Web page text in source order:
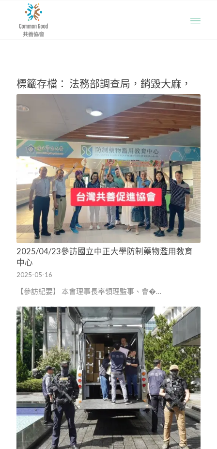
標籤存檔： 法務部調查局，銷毀大麻，
2025/04/23參訪國立中正大學防制藥物濫用教育
中心
2025-05-16
【參訪紀要】 本會理事長率領理監事、會�…